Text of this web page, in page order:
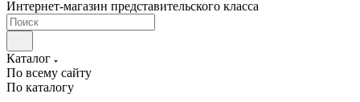
Интернет-магазин представительского класса
Каталог
По всему сайту
По каталогу